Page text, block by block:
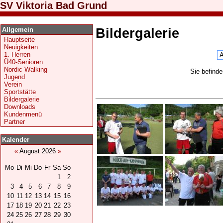
SV Viktoria Bad Grund
Allgemein
Hauptseite
Neuigkeiten
1. Herren
Ü40-Senioren
Nordic Walking
Jugend
Verein
Sportstätte
Bildergalerie
Downloads
Kundenmenü
Partner
Kalender
« August 2026 »
Mo Di Mi Do Fr Sa So
1
2
3
4 5 6 7 8
9
10 11 12 13 14 15 16
17 18 19 20 21 22 23
24 25 26 27 28 29 30
Bildergalerie
Sie